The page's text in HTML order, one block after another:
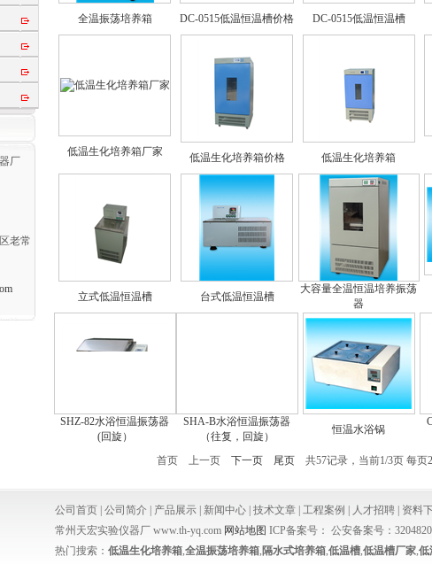
厂
老常
全温振荡培养箱 DC-0515低温恒温槽价格 DC-0515低温恒温槽
低温生化培养箱厂家 低温生化培养箱价格 低温生化培养箱
立式低温恒温槽 台式低温恒温槽
大容量全温恒温培养振荡
器
SHZ-82水浴恒温振荡器
(回旋）
SHA-B水浴恒温振荡器
（往复，回旋）
恒温水浴锅
首页
上一页 下一页 尾页 共57记录，当前1/3页 每页
公司首页 公司简介 产品展示 新闻中心 技术文章 工程案例 人才招聘 资料
常州天宏实验仪器厂 www.th-yq.com 网站地图 ICP备案号： 公安备案号：
热门搜索： 低温生化培养箱,全温振荡培养箱, 隔水式培养箱,低温槽,低温槽厂家,低